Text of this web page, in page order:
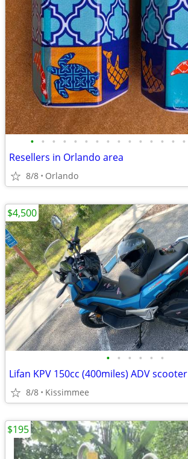
• • • • • • • • • • • • • • •
Resellers in Orlando area
8/8 Orlando
• • • • • •
Lifan KPV 150cc (400miles) ADV scooter
8/8 Kissimmee
$4,500
$195